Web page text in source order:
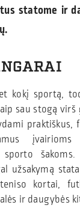
statome ir
kokį sportą,
sau stogą virš
praktiškus,
įvairioms
sporto
užsakymą
kortai,
ir daugybės